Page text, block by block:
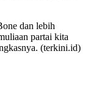
dan lebih
partai kita
(terkini.id)